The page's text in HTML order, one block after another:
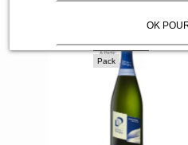
Vous
meilleur prix !
Pack
OK